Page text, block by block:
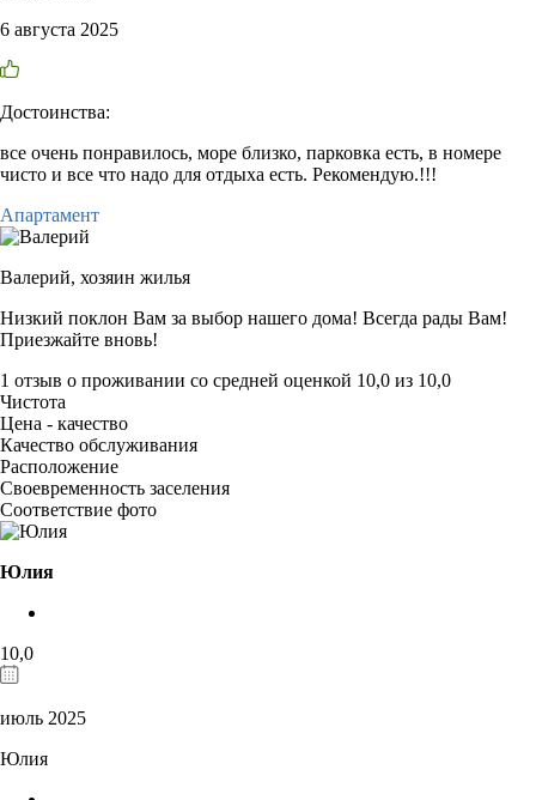
6 августа 2025
Достоинства:
все очень понравилось, море близко, парковка есть, в номере
чисто и все что надо для отдыха есть. Рекомендую.!!!
Апартамент
Валерий, хозяин жилья
Низкий поклон Вам за выбор нашего дома! Всегда рады Вам!
Приезжайте вновь!
1 отзыв о проживании со средней оценкой 10,0 из 10,0
Чистота
Цена - качество
Качество обслуживания
Расположение
Своевременность заселения
Соответствие фото
Юлия
10,0
июль 2025
Юлия